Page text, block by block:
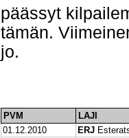
päässyt
tämän.
jo.
PVM LAJI
01.12.2010
ERJ